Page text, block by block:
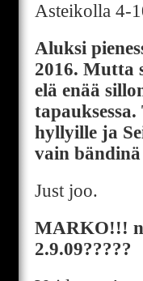
Asteikolla 4-
Aluksi
2016. Mutta
elä enää
hyllyille ja
vain
Just joo.
MARKO!!!
2.9.09?????